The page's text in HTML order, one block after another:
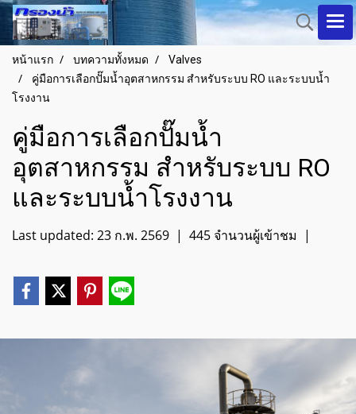
หน้าแรก บทความทั้งหมด
Valves
คู่มือการเลือกปั๊มน้ำอุตสาหกรรม สำหรับระบบ RO และระบบน้ำ
โรงงาน
คู่มือการเลือกปั๊มน้ำ
อุตสาหกรรม สำหรับระบบ RO
และระบบน้ำโรงงาน
Last updated: 23 ก.พ. 2569 | 445 จำนวนผู้เข้าชม |